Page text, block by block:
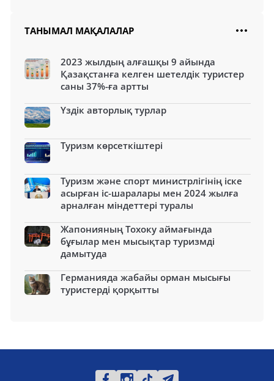
ТАНЫМАЛ МАҚАЛАЛАР
2023 жылдың алғашқы 9 айында
Қазақстанға келген шетелдік туристер
саны 37%-ға артты
Үздік авторлық турлар
Туризм көрсеткіштері
Туризм және спорт министрлігінің іске
асырған іс-шаралары мен 2024 жылға
арналған міндеттері туралы
Жапонияның Тохоку аймағында
бұғылар мен мысықтар туризмді
дамытуда
Германияда жабайы орман мысығы
туристерді қорқытты